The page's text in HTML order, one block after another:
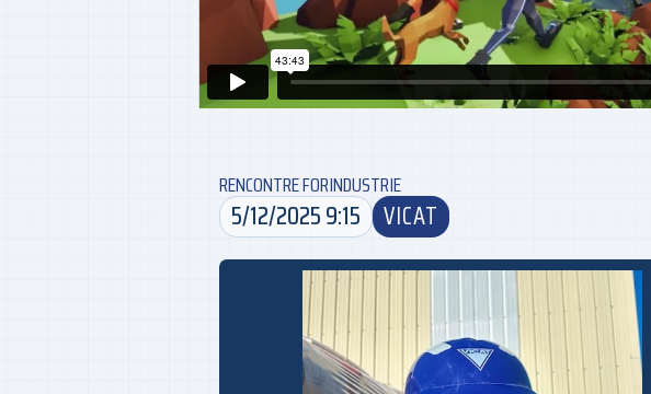
RENCONTRE FORINDUSTRIE
5/12/2025 9:15 VICAT